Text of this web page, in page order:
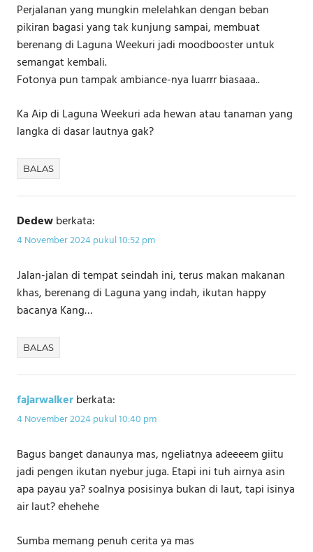
Perjalanan yang mungkin melelahkan dengan beban
pikiran bagasi yang tak kunjung sampai, membuat
berenang di Laguna Weekuri jadi moodbooster untuk
semangat kembali.
Fotonya pun tampak ambiance-nya luarrr biasaaa..
Ka Aip di Laguna Weekuri ada hewan atau tanaman yang
langka di dasar lautnya gak?
BALAS
Dedewberkata:
4 November 2024 pukul 10:52 pm
Jalan-jalan di tempat seindah ini, terus makan makanan
khas, berenang di Laguna yang indah, ikutan happy
bacanya Kang…
BALAS
fajarwalkerberkata:
4 November 2024 pukul 10:40 pm
Bagus banget danaunya mas, ngeliatnya adeeeem giitu
jadi pengen ikutan nyebur juga. Etapi ini tuh airnya asin
apa payau ya? soalnya posisinya bukan di laut, tapi isinya
air laut? ehehehe
Sumba memang penuh cerita ya mas